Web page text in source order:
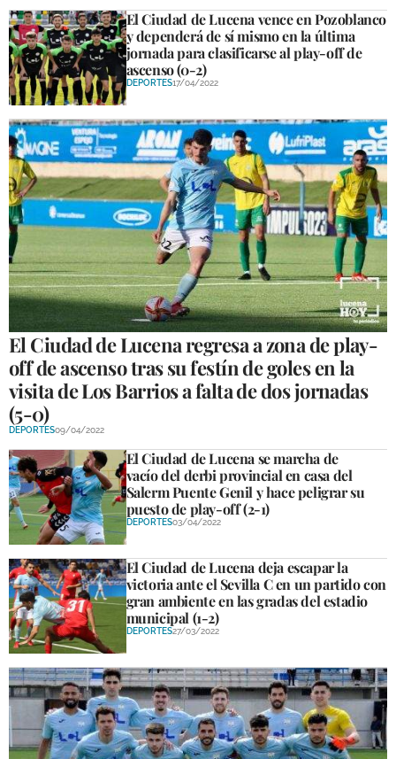
CÓRDOBA
PROVINCIA
SALUD
OBRAS
NECROLÓGICAS
GALERÍAS
El Ciudad de Lucena vence en Pozoblanco
y dependerá de sí mismo en la última
jornada para clasificarse al play-off de
ascenso (0-2)
DEPORTES17/04/2022
El Ciudad de Lucena regresa a zona de play-
off de ascenso tras su festín de goles en la
visita de Los Barrios a falta de dos jornadas
(5-0)
DEPORTES09/04/2022
El Ciudad de Lucena se marcha de
vacío del derbi provincial en casa del
Salerm Puente Genil y hace peligrar su
puesto de play-off (2-1)
DEPORTES03/04/2022
El Ciudad de Lucena deja escapar la
victoria ante el Sevilla C en un partido con
gran ambiente en las gradas del estadio
municipal (1-2)
DEPORTES27/03/2022